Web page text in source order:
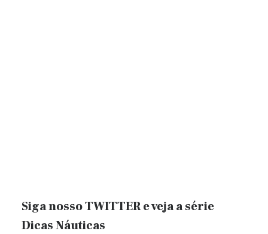
Siga nosso TWITTER e veja a série
Dicas Náuticas